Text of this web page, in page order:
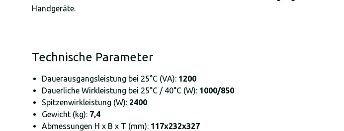
Handgeräte.
Technische Parameter
Dauerausgangsleistung bei 25°C (VA): 1200
Dauerliche Wirkleistung bei 25°C / 40°C (W): 1000/850
Spitzenwirkleistung (W): 2400
Gewicht (kg): 7,4
Abmessungen H x B x T (mm): 117x232x327